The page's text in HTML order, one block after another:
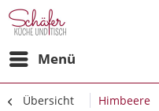
Menü
Übersicht Himbeere